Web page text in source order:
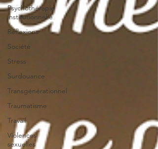
Psychothérapie
institutionnelle
Réflexions
Société
Stress
Surdouance
Transgénérationnel
Traumatisme
Travail
Violences
sexuelles